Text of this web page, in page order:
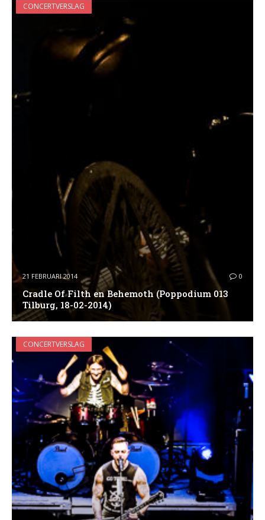
CONCERTVERSLAG
21 FEBRUARI 2014 0
Cradle Of Filth en Behemoth (Poppodium 013
Tilburg, 18-02-2014)
CONCERTVERSLAG